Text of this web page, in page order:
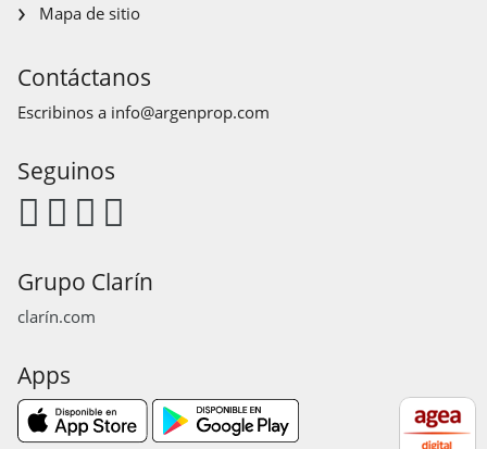
Mapa de sitio
Contáctanos
Escribinos a info@argenprop.com
Seguinos
Grupo Clarín
clarín.com
Apps